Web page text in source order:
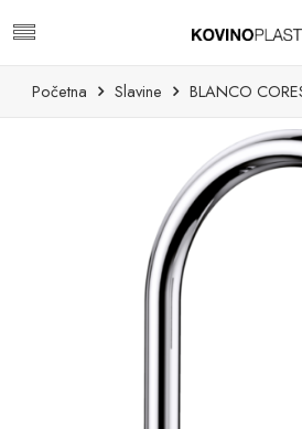
Početna Slavine BLANCO